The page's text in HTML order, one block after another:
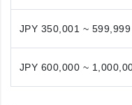
JPY 350,001 ~ 599,999
JPY 600,000 ~